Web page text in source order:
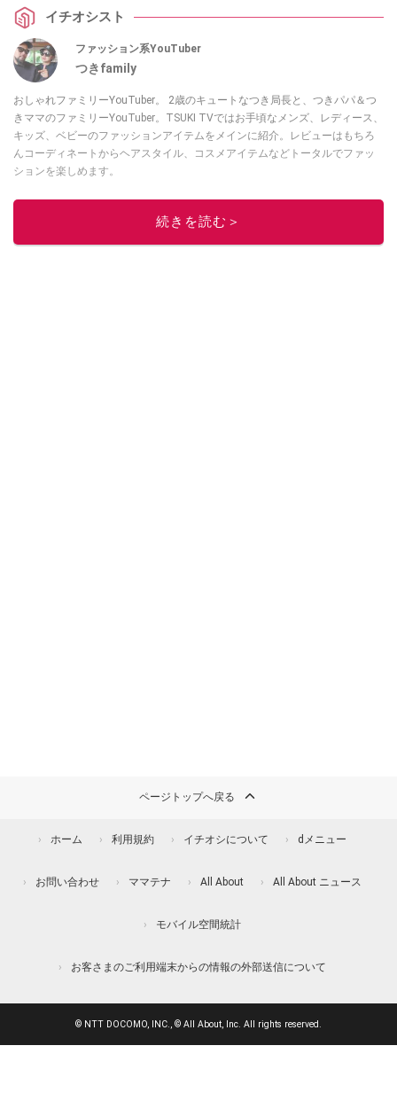
イチオシスト
ファッション系YouTuber
つきfamily
おしゃれファミリーYouTuber。 2歳のキュートなつき局長と、つきパパ＆つ
きママのファミリーYouTuber。TSUKI TVではお手頃なメンズ、レディース、
キッズ、ベビーのファッションアイテムをメインに紹介。レビューはもちろ
んコーディネートからヘアスタイル、コスメアイテムなどトータルでファッ
ションを楽しめます。
このイチオシストの他の記事を読む
続きを読む＞
ページトップへ戻る
ホーム 利用規約 イチオシについて dメニュー
お問い合わせ ママテナ All About All About ニュース
モバイル空間統計
お客さまのご利用端末からの情報の外部送信について
© NTT DOCOMO, INC., © All About, Inc. All rights reserved.